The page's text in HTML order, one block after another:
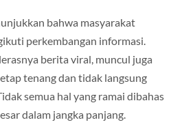
bahwa masyarakat
perkembangan informasi.
berita viral, muncul juga
tenang dan tidak langsung
semua hal yang ramai dibahas
dalam jangka panjang.